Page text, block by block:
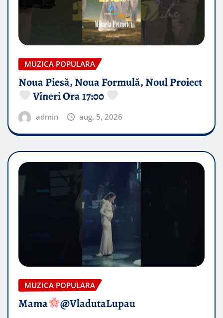
MUZICA POPULARA
Noua Piesă, Noua Formulă, Noul Proiect
Vineri Ora 17:00
admin aug. 5, 2026
MUZICA POPULARA
Mama @VladutaLupau